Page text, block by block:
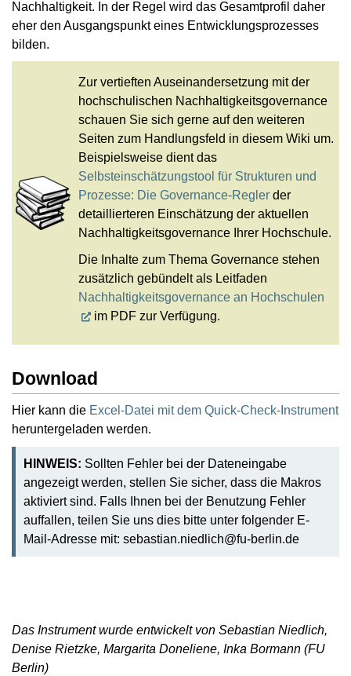
Nachhaltigkeit. In der Regel wird das Gesamtprofil daher
eher den Ausgangspunkt eines Entwicklungsprozesses
bilden.
Zur vertieften Auseinandersetzung mit der
hochschulischen Nachhaltigkeitsgovernance
schauen Sie sich gerne auf den weiteren
Seiten zum Handlungsfeld in diesem Wiki um.
Beispielsweise dient das
Selbsteinschätzungstool für Strukturen und
Prozesse: Die Governance-Regler der
detaillierteren Einschätzung der aktuellen
Nachhaltigkeitsgovernance Ihrer Hochschule.
Die Inhalte zum Thema Governance stehen
zusätzlich gebündelt als Leitfaden
Nachhaltigkeitsgovernance an Hochschulen
im PDF zur Verfügung.
Download
Hier kann die Excel-Datei mit dem Quick-Check-Instrument
heruntergeladen werden.
HINWEIS: Sollten Fehler bei der Dateneingabe
angezeigt werden, stellen Sie sicher, dass die Makros
aktiviert sind. Falls Ihnen bei der Benutzung Fehler
auffallen, teilen Sie uns dies bitte unter folgender E-
Mail-Adresse mit: sebastian.niedlich@fu-berlin.de
Das Instrument wurde entwickelt von Sebastian Niedlich,
Denise Rietzke, Margarita Doneliene, Inka Bormann (FU
Berlin)